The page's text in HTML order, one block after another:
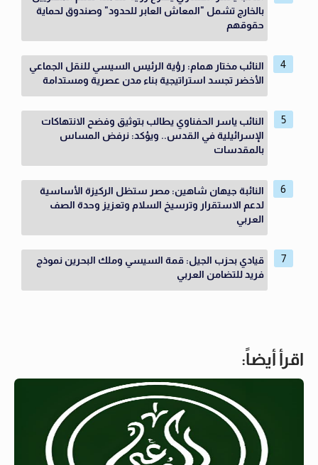
بالخارج تشمل "المعاش العابر للحدود" وصندوق لحماية
حقوقهم
النائب مختار همام: رؤية الرئيس السيسي للنقل الجماعي
الأخضر تجسد استراتيجية بناء مدن عصرية ومستدامة
النائب ياسر الحفناوي يطالب بتوثيق وفضح الانتهاكات
الإسرائيلية في القدس.. ويؤكد: نرفض المساس
بالمقدسات
النائبة جيهان شاهين: مصر ستظل الركيزة الأساسية
لدعم الاستقرار وترسيخ السلام وتعزيز وحدة الصف
العربي
قيادي بحزب الجيل: قمة السيسي وملك البحرين نموذج
فريد للتضامن العربي
اقرأ أيضاً: